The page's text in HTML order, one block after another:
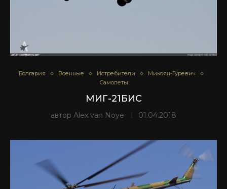
Болгария Военные Истребители
Микоян-Гуревич
Самолеты
МИГ-21БИС
автор Alex van Noye 01.04.2018